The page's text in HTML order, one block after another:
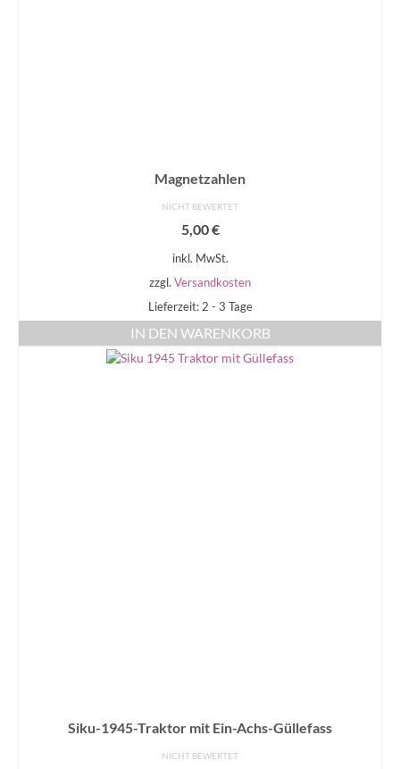
Magnetzahlen
NICHT BEWERTET
5,00€
inkl. MwSt.
zzgl. Versandkosten
Lieferzeit: 2 - 3 Tage
IN DEN WARENKORB
Siku-1945-Traktor mit Ein-Achs-Güllefass
NICHT BEWERTET